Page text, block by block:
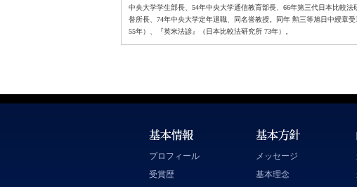
中央大学学生部長、54年中央大学通信教育部長、66年第三代日本比較
誉所長、74年中央大学定年退職、同名誉教授。同年 勲三等旭日中綬章
55年）、『英米法諺』（日本比較法研究所 73年）。
プロフィール
受賞歴
メッセージ
基本理念